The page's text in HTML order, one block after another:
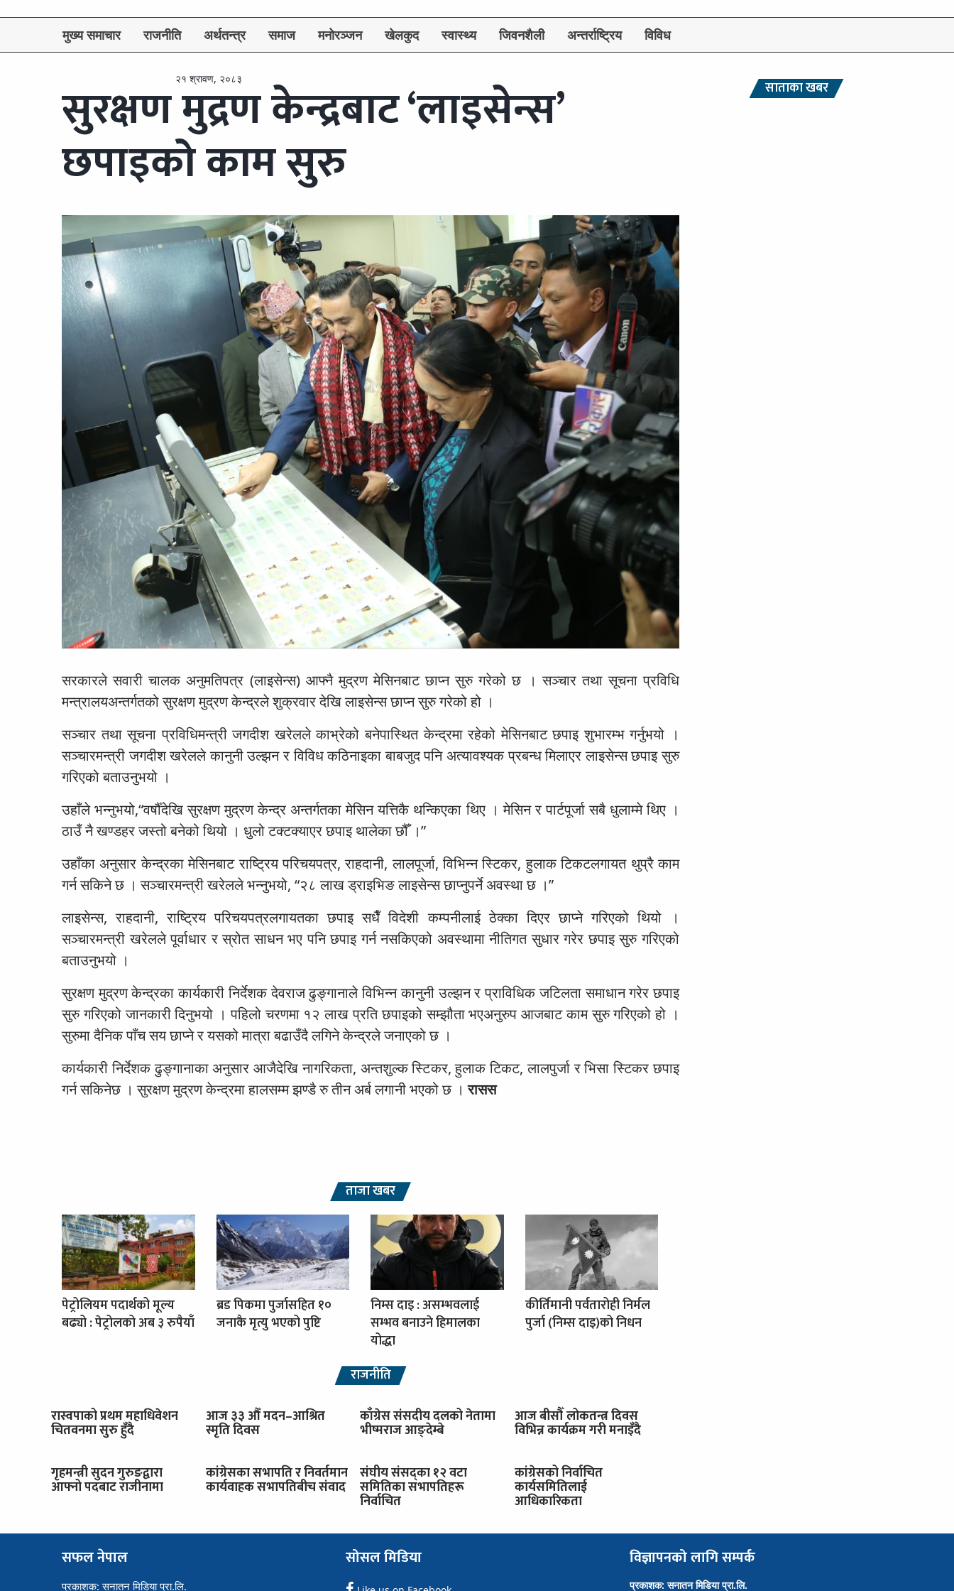
२१ श्रावण, २०८३
मुख्य समाचार राजनीति अर्थतन्त्र समाज मनोरञ्जन खेलकुद स्वास्थ्य जिवनशैली अन्तर्राष्ट्रिय विविध
सुरक्षण मुद्रण केन्द्रबाट ‘लाइसेन्स’
छपाइको काम सुरु
सरकारले सवारी चालक अनुमतिपत्र (लाइसेन्स) आफ्नै मुद्रण मेसिनबाट छाप्न सुरु गरेको छ । सञ्चार तथा सूचना प्रविधि
मन्त्रालयअन्तर्गतको सुरक्षण मुद्रण केन्द्रले शुक्रवार देखि लाइसेन्स छाप्न सुरु गरेको हो ।
सञ्चार तथा सूचना प्रविधिमन्त्री जगदीश खरेलले काभ्रेको बनेपास्थित केन्द्रमा रहेको मेसिनबाट छपाइ शुभारम्भ गर्नुभयो ।
सञ्चारमन्त्री जगदीश खरेलले कानुनी उल्झन र विविध कठिनाइका बाबजुद पनि अत्यावश्यक प्रबन्ध मिलाएर लाइसेन्स छपाइ सुरु
गरिएको बताउनुभयो ।
उहाँले भन्नुभयो,“वर्षौँदेखि सुरक्षण मुद्रण केन्द्र अन्तर्गतका मेसिन यत्तिकै थन्किएका थिए । मेसिन र पार्टपूर्जा सबै धुलाम्मे थिए ।
ठाउँ नै खण्डहर जस्तो बनेको थियो । धुलो टक्टक्याएर छपाइ थालेका छौँ ।”
उहाँका अनुसार केन्द्रका मेसिनबाट राष्ट्रिय परिचयपत्र, राहदानी, लालपूर्जा, विभिन्न स्टिकर, हुलाक टिकटलगायत थुप्रै काम
गर्न सकिने छ । सञ्चारमन्त्री खरेलले भन्नुभयो, “२८ लाख ड्राइभिङ लाइसेन्स छाप्नुपर्ने अवस्था छ ।”
लाइसेन्स, राहदानी, राष्ट्रिय परिचयपत्रलगायतका छपाइ सधैँ विदेशी कम्पनीलाई ठेक्का दिएर छाप्ने गरिएको थियो ।
सञ्चारमन्त्री खरेलले पूर्वाधार र स्रोत साधन भए पनि छपाइ गर्न नसकिएको अवस्थामा नीतिगत सुधार गरेर छपाइ सुरु गरिएको
बताउनुभयो ।
सुरक्षण मुद्रण केन्द्रका कार्यकारी निर्देशक देवराज ढुङ्गानाले विभिन्न कानुनी उल्झन र प्राविधिक जटिलता समाधान गरेर छपाइ
सुरु गरिएको जानकारी दिनुभयो । पहिलो चरणमा १२ लाख प्रति छपाइको सम्झौता भएअनुरुप आजबाट काम सुरु गरिएको हो ।
सुरुमा दैनिक पाँच सय छाप्ने र यसको मात्रा बढाउँदै लगिने केन्द्रले जनाएको छ ।
कार्यकारी निर्देशक ढुङ्गानाका अनुसार आजैदेखि नागरिकता, अन्तशुल्क स्टिकर, हुलाक टिकट, लालपुर्जा र भिसा स्टिकर छपाइ
गर्न सकिनेछ । सुरक्षण मुद्रण केन्द्रमा हालसम्म झण्डै रु तीन अर्ब लगानी भएको छ ।रासस
ताजा खबर
पेट्रोलियम पदार्थको मूल्य
बढ्यो : पेट्रोलको अब ३ रुपैयाँ
ब्रड पिकमा पुर्जासहित १०
जनाकै मृत्यु भएको पुष्टि
निम्स दाइ : असम्भवलाई
सम्भव बनाउने हिमालका
योद्धा
कीर्तिमानी पर्वतारोही निर्मल
पुर्जा (निम्स दाइ)को निधन
राजनीति
रास्वपाको प्रथम महाधिवेशन
चितवनमा सुरु हुँदै
आज ३३ औँ मदन–आश्रित
स्मृति दिवस
काँग्रेस संसदीय दलको नेतामा
भीष्मराज आङ्देम्बे
आज बीसौँ लोकतन्त्र दिवस
विभिन्न कार्यक्रम गरी मनाइँदै
गृहमन्त्री सुदन गुरुङद्वारा
आफ्नो पदबाट राजीनामा
कांग्रेसका सभापति र निवर्तमान
कार्यवाहक सभापतिबीच संवाद
संघीय संसद्का १२ वटा
समितिका सभापतिहरू
निर्वाचित
कांग्रेसको निर्वाचित
कार्यसमितिलाई
आधिकारिकता
साताका खबर
सफल नेपाल
प्रकाशक: सनातन मिडिया प्रा.लि.
सोसल मिडिया विज्ञापनको लागि सम्पर्क
प्रकाशक: सनातन मिडिया प्रा.लि.